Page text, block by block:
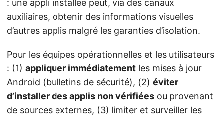
: une appli installée peut, via des canaux
auxiliaires, obtenir des informations visuelles
d’autres applis malgré les garanties d’isolation.
Pour les équipes opérationnelles et les utilisateurs
: (1) appliquer immédiatement les mises à jour
Android (bulletins de sécurité), (2) éviter
d’installer des applis non vérifiées ou provenant
de sources externes, (3) limiter et surveiller les